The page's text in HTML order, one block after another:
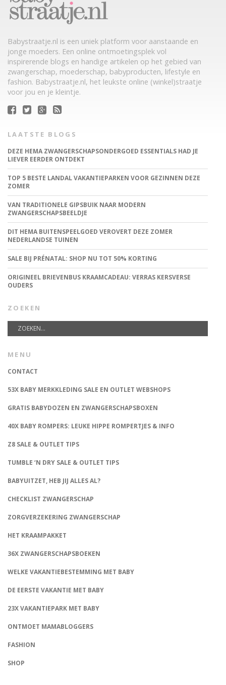
Babystraatje.nl is een uniek platform voor aanstaande en
jonge moeders. Een online ontmoetingsplek vol
inspirerende blogs en handige artikelen op het gebied van
zwangerschap, moederschap, babyproducten, lifestyle en
fashion. Babystraatje.nl, het leukste online (winkel)straatje
voor jou en je kleintje.
LAATSTE BLOGS
DEZE HEMA ZWANGERSCHAPSONDERGOED ESSENTIALS HAD JE
LIEVER EERDER ONTDEKT
TOP 5 BESTE LANDAL VAKANTIEPARKEN VOOR GEZINNEN DEZE
ZOMER
VAN TRADITIONELE GIPSBUIK NAAR MODERN
ZWANGERSCHAPSBEELDJE
DIT HEMA BUITENSPEELGOED VEROVERT DEZE ZOMER
NEDERLANDSE TUINEN
SALE BIJ PRÉNATAL: SHOP NU TOT 50% KORTING
ORIGINEEL BRIEVENBUS KRAAMCADEAU: VERRAS KERSVERSE
OUDERS
ZOEKEN
MENU
CONTACT
53X BABY MERKKLEDING SALE EN OUTLET WEBSHOPS
GRATIS BABYDOZEN EN ZWANGERSCHAPSBOXEN
40X BABY ROMPERS: LEUKE HIPPE ROMPERTJES & INFO
Z8 SALE & OUTLET TIPS
TUMBLE ‘N DRY SALE & OUTLET TIPS
BABYUITZET, HEB JIJ ALLES AL?
CHECKLIST ZWANGERSCHAP
ZORGVERZEKERING ZWANGERSCHAP
HET KRAAMPAKKET
36X ZWANGERSCHAPSBOEKEN
WELKE VAKANTIEBESTEMMING MET BABY
DE EERSTE VAKANTIE MET BABY
23X VAKANTIEPARK MET BABY
ONTMOET MAMABLOGGERS
FASHION
SHOP